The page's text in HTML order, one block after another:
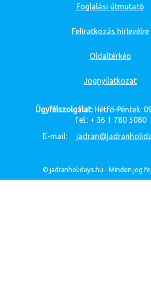
Foglalási útmutató
Feliratkozás hírlevélre
Oldaltérkép
Jognyilatkozat
Ügyfélszolgálat:Hétfő-Péntek:
Tel.: + 36 1 780 5080
E-mail:
© jadranholidays.hu - Minden jog